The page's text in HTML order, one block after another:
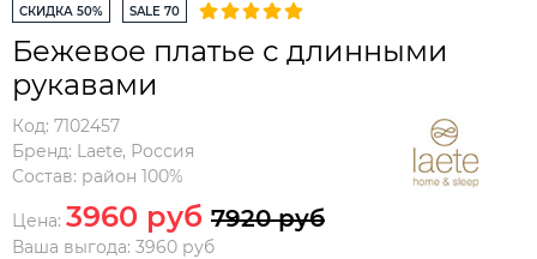
СКИДКА 50% SALE 70
Бежевое платье с длинными
рукавами
Код: 7102457
Бренд: Laete, Россия
Состав: район 100%
Цена: 3960 руб 7920 руб
Ваша выгода: 3960 руб